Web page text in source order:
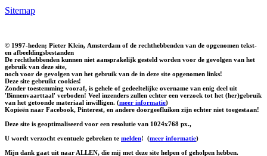
Sitemap
© 1997-heden; Pieter Klein, Amsterdam of de rechthebbenden van de opgenomen tekst-
en afbeeldingsbestanden
De rechthebbenden kunnen niet aansprakelijk gesteld worden voor de gevolgen van het
gebruik van deze site,
noch voor de gevolgen van het gebruik van de in deze site opgenomen links!
Deze site gebruikt cookies!
Zonder toestemming vooraf, is gehele of gedeeltelijke overname van enig deel uit
'Binnenvaarttaal' verboden! Veel inzenders zullen echter een verzoek tot het (her)gebruik
van het getoonde materiaal inwilligen. (meer informatie)
Kopieën naar Facebook, Pinterest, en andere doorgeefluiken zijn echter niet toegestaan!
Deze site is geoptimaliseerd voor een resolutie van 1024x768 px.,
U wordt verzocht eventuele gebreken te melden! (meer informatie)
Mijn dank gaat uit naar ALLEN, die mij met deze site helpen of geholpen hebben.